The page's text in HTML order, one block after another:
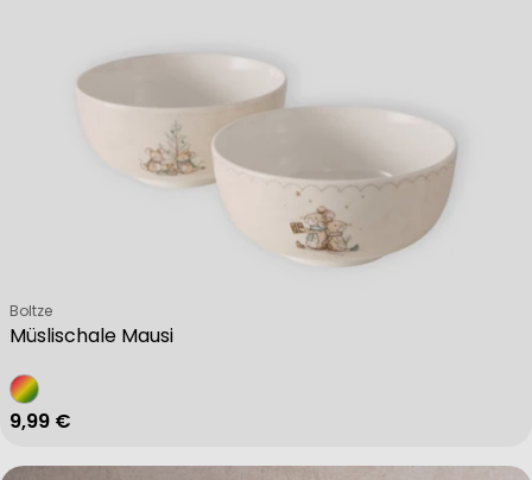
Müslischale Mausi
Verkäufer:
Boltze
Regulärer Preis
9,99 €